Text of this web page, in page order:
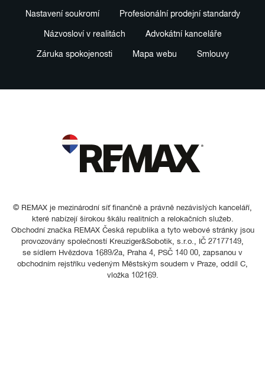
Nastavení soukromí Profesionální prodejní standardy
Názvosloví v realitách Advokátní kanceláře
Záruka spokojenosti Mapa webu Smlouvy
© REMAX je mezinárodní síť finančně a právně nezávislých kanceláří,
které nabízejí širokou škálu realitních a relokačních služeb.
Obchodní značka REMAX Česká republika a tyto webové stránky jsou
provozovány společností Kreuziger&Sobotik, s.r.o., IČ 27177149,
se sídlem Hvězdova 1689/2a, Praha 4, PSČ 140 00, zapsanou v
obchodním rejstříku vedeným Městským soudem v Praze, oddíl C,
vložka 102169.